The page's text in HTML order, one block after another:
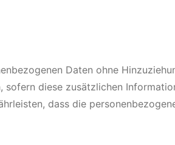
Daten ohne
diese zusätzlichen
dass die